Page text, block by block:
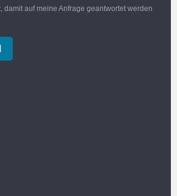
damit auf meine Anfrage geantwortet werden